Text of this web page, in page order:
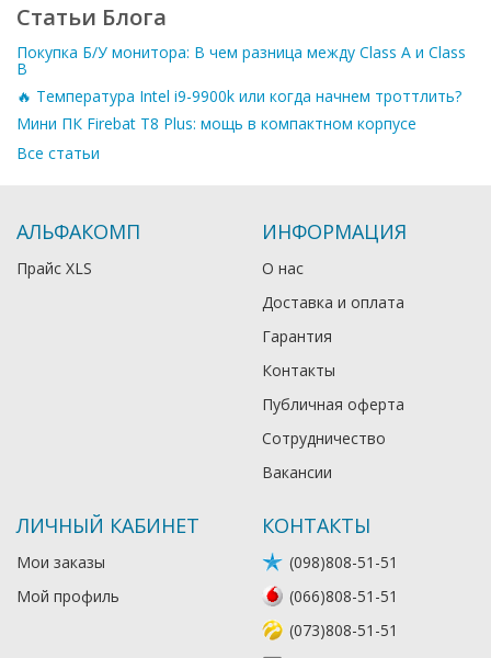
Статьи Блога
Покупка Б/У монитора: В чем разница между Class A и Class
B
🔥 Температура Intel i9-9900k или когда начнем троттлить?
Мини ПК Firebat T8 Plus: мощь в компактном корпусе
Все статьи
АЛЬФАКОМП
Прайс XLS
ИНФОРМАЦИЯ
О нас
Доставка и оплата
Гарантия
Контакты
Публичная оферта
Сотрудничество
Вакансии
ЛИЧНЫЙ КАБИНЕТ
Мои заказы
Мой профиль
КОНТАКТЫ
(098)808-51-51
(066)808-51-51
(073)808-51-51